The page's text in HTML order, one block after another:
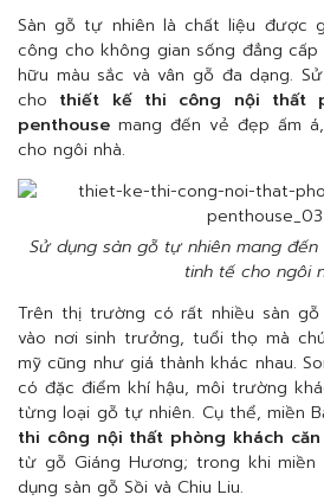
Sàn gỗ tự nhiên là chất liệu được
công cho không gian sống đẳng cấp
hữu màu sắc và vân gỗ đa dạng.
cho thiết kế thi công nội thất
penthouse mang đến vẻ đẹp ấm
cho ngôi nhà.
Sử dụng sàn gỗ tự nhiên mang
tinh tế cho ngôi
Trên thị trường có rất nhiều sàn
vào nơi sinh trưởng, tuổi thọ mà
mỹ cũng như giá thành khác nhau.
có đặc điểm khí hậu, môi trường
từng loại gỗ tự nhiên. Cụ thể, miền
thi công nội thất phòng khách
từ gỗ Giáng Hương; trong khi
dụng sàn gỗ Sồi và Chiu Liu.